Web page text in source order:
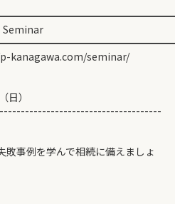
kanagawa.com/seminar/
）
事例を学んで相続に備えましょ